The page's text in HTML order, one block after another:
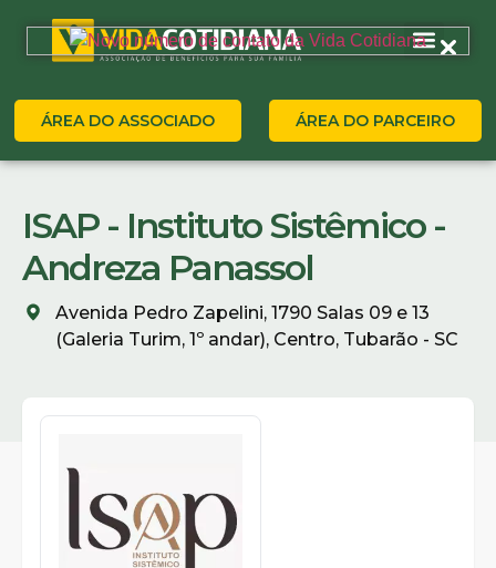
ÁREA DO ASSOCIADO ÁREA DO PARCEIRO
ISAP - Instituto Sistêmico -
Andreza Panassol
Avenida Pedro Zapelini, 1790 Salas 09 e 13
(Galeria Turim, 1º andar), Centro, Tubarão - SC